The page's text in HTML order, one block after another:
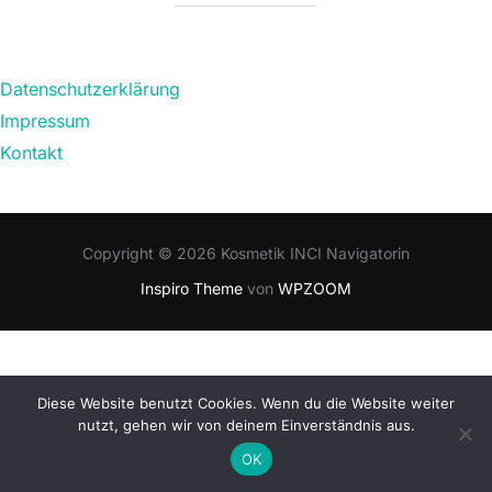
Datenschutzerklärung
Impressum
Kontakt
Copyright © 2026 Kosmetik INCI Navigatorin
Inspiro Theme von WPZOOM
Diese Website benutzt Cookies. Wenn du die Website weiter
nutzt, gehen wir von deinem Einverständnis aus.
OK